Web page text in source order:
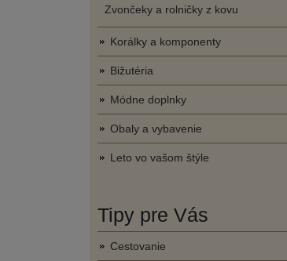
Zvončeky a rolničky z kovu
Korálky a komponenty
Bižutéria
Módne doplnky
Obaly a vybavenie
Leto vo vašom štýle
Tipy pre Vás
Cestovanie